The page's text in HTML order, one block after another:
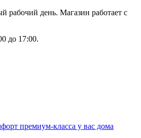
день. Магазин работает с
до 17:00.
премиум-класса у вас дома